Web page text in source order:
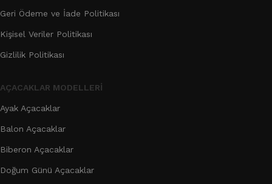
Geri Ödeme ve İade Politikası
Kişisel Veriler Politikası
Gizlilik Politikası
AÇACAKLAR MODELLERI
Ayak Açacaklar
Balon Açacaklar
Biberon Açacaklar
Doğum Günü Açacaklar